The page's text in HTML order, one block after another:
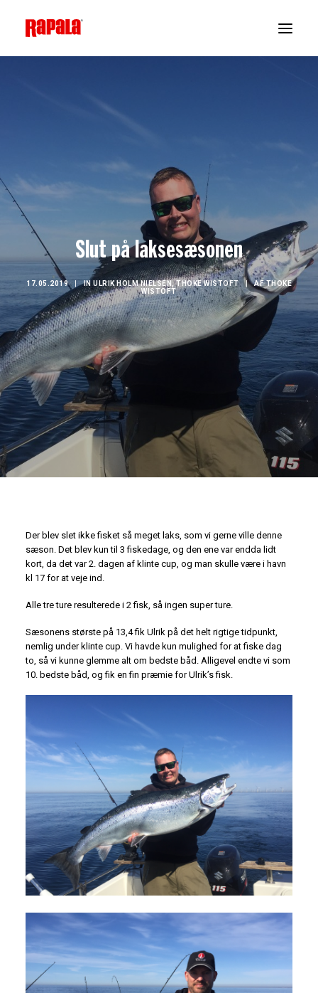
Slut på laksesæsonen
17.05.2019 IN ULRIK HOLM NIELSEN ,THOKE WISTOFT | AFTHOKE
WISTOFT
Der blev slet ikke fisket så meget laks, som vi gerne ville denne
sæson. Det blev kun til 3 fiskedage, og den ene var endda lidt
kort, da det var 2. dagen af klinte cup, og man skulle være i havn
kl 17 for at veje ind.
Alle tre ture resulterede i 2 fisk, så ingen super ture.
Sæsonens største på 13,4 fik Ulrik på det helt rigtige tidpunkt,
nemlig under klinte cup. Vi havde kun mulighed for at fiske dag
to, så vi kunne glemme alt om bedste båd. Alligevel endte vi som
10. bedste båd, og fik en fin præmie for Ulrik’s fisk.